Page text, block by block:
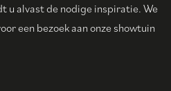
u alvast de nodige inspiratie. We
een bezoek aan onze showtuin